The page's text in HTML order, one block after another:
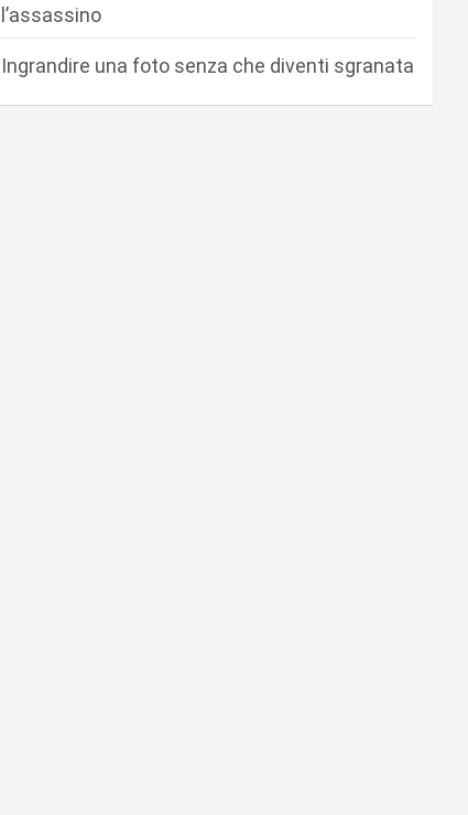
l’assassino
Ingrandire una foto senza che diventi sgranata